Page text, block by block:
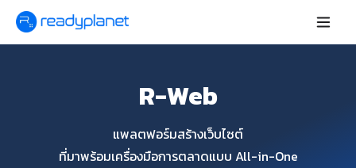
R-Web
แพลตฟอร์มสร้างเว็บไซต์
ที่มาพร้อมเครื่องมือการตลาดแบบ All-in-One